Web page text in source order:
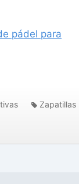
pádel para
Zapatillas